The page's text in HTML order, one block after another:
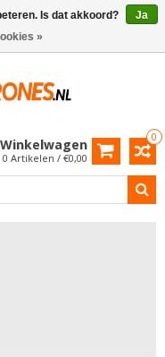
0
Winkelwagen
0 Artikelen / €0,00
Is dat akkoord?
Ja
»